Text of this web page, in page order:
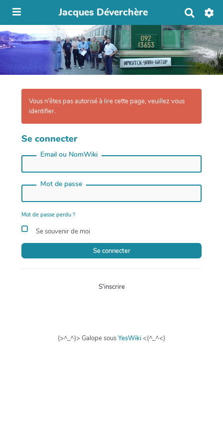
Jacques Déverchère
c
h
e
r
c
e
Vous n'êtes pas autorisé à lire cette page, veuillez vous
identifier.
Se connecter
Email ou NomWiki
Mot de passe
Mot de passe perdu ?
Se souvenir de moi
Se connecter
S'inscrire
(>^_^)> Galope sousYesWiki<(^_^<)